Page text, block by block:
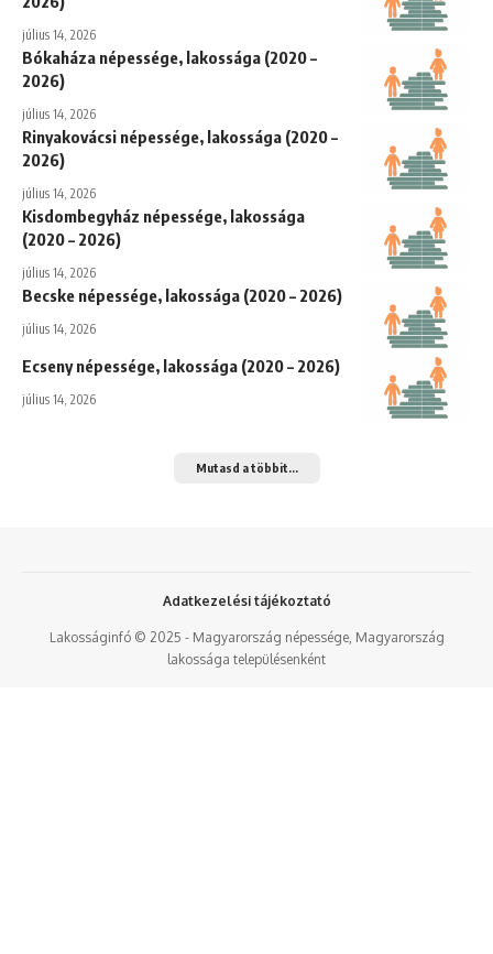
július 14, 2026
Bókaháza népessége, lakossága (2020 –
2026)
július 14, 2026
Rinyakovácsi népessége, lakossága (2020 –
2026)
július 14, 2026
Kisdombegyház népessége, lakossága
(2020 – 2026)
július 14, 2026
Becske népessége, lakossága (2020 – 2026)
július 14, 2026
Ecseny népessége, lakossága (2020 – 2026)
július 14, 2026
Mutasd a többit...
Lakosságinfó © 2025 - Magyarország népessége, Magyarország
lakossága településenként
Adatkezelési tájékoztató